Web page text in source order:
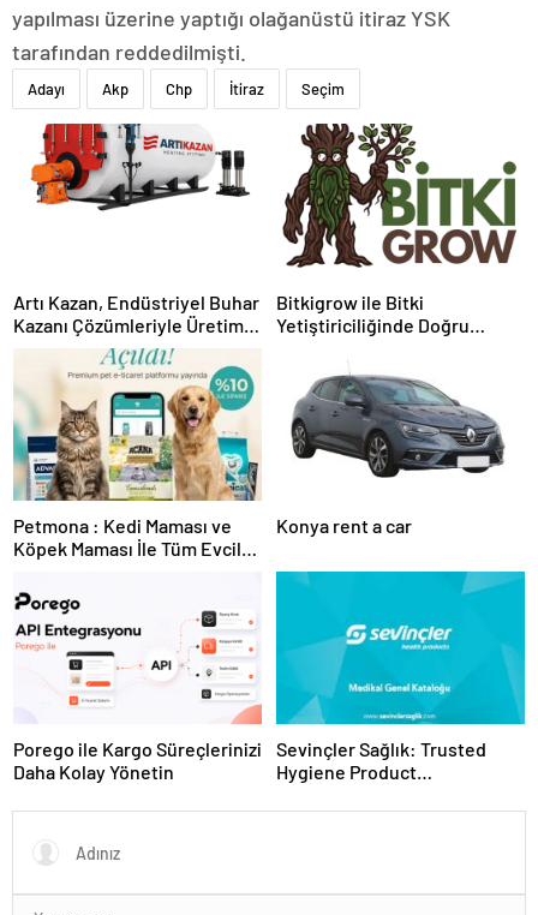
yapılması üzerine yaptığı olağanüstü itiraz YSK
tarafından reddedilmişti.
Adayı Akp Chp İtiraz Seçim
Artı Kazan, Endüstriyel Buhar
Kazanı Çözümleriyle Üretim
Tesislerine Verimli Sistemler
Sunuyor
Bitkigrow ile Bitki
Yetiştiriciliğinde Doğru
Petmona : Kedi Maması ve
Köpek Maması İle Tüm Evcil
Konya rent a car
Porego ile Kargo Süreçlerinizi
Daha Kolay Yönetin
Sevinçler Sağlık: Trusted
Hygiene Product